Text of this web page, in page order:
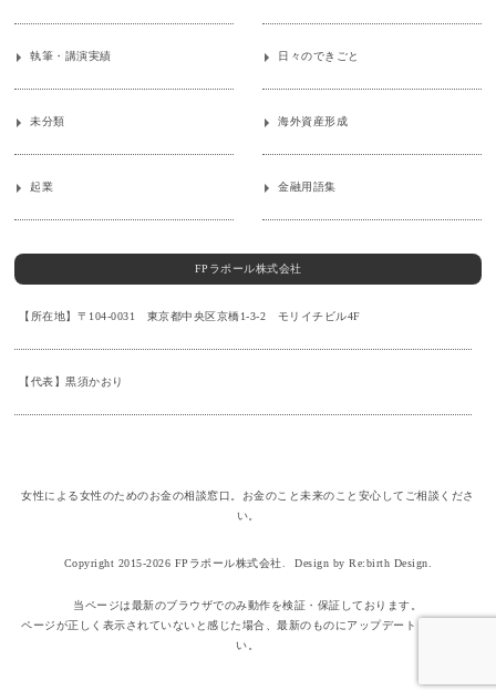
執筆・講演実績 日々のできごと
未分類 海外資産形成
起業 金融用語集
FPラポール株式会社
【所在地】〒104-0031 東京都中央区京橋1-3-2 モリイチビル4F
【代表】黒須かおり
女性による女性のためのお金の相談窓口。お金のこと未来のこと安心してご相談くださ
い。
Copyright 2015-2026 FPラポール株式会社. Design by Re:birth Design.
当ページは最新のブラウザでのみ動作を検証・保証しております。
ページが正しく表示されていないと感じた場合、最新のものにアップデートしてくださ
い。